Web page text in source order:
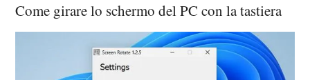
Come girare lo schermo del PC con la tastiera